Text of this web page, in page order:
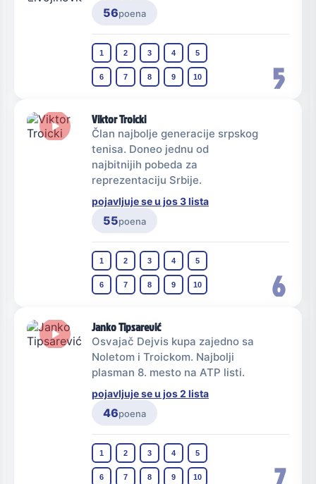
5
56poena
1 2 3 4 5
6 7 8 9 10
6
Viktor Troicki
Član najbolje generacije srpskog
tenisa. Doneo jednu od
najbitnijih pobeda za
reprezentaciju Srbije.
pojavljuje se u jos 3 lista
55poena
1 2 3 4 5
6 7 8 9 10
Janko Tipsarević
Osvajač Dejvis kupa zajedno sa
Noletom i Troickom. Najbolji
plasman 8. mesto na ATP listi.
pojavljuje se u jos 2 lista
46poena
1 2 3 4 5
6 7 8 9 10